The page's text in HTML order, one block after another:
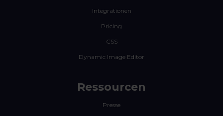
Integrationen
Pricing
CSS
Dynamic Image Editor
Ressourcen
Presse